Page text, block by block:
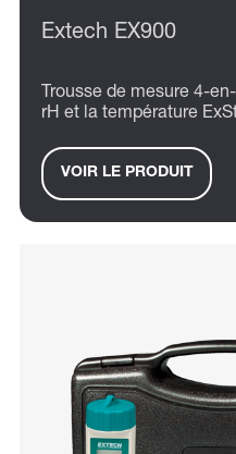
Extech EX900
Trousse de mesure 4-
rH et la température
VOIR LE PRODUIT